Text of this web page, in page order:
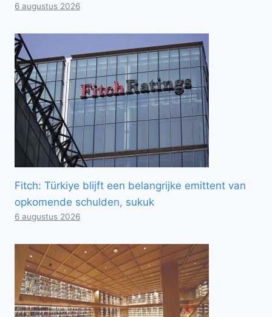
6 augustus 2026
Fitch: Türkiye blijft een belangrijke emittent van
opkomende schulden, sukuk
6 augustus 2026